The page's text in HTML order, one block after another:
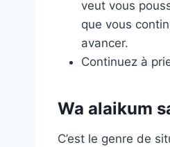
veut vous
que vous
avancer.
Continuez à
Wa alaikum
C’est le genre de